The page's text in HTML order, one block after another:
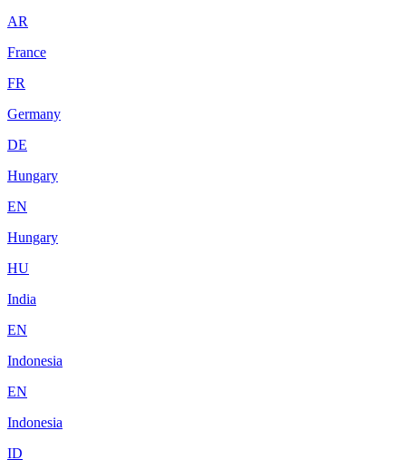
AR
France
FR
Germany
DE
Hungary
EN
Hungary
HU
India
EN
Indonesia
EN
Indonesia
ID